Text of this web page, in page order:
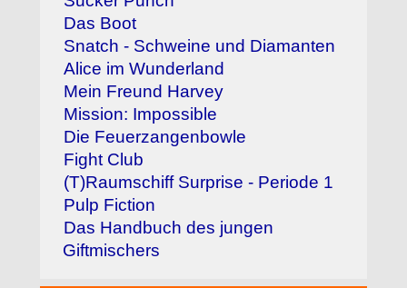
Das Boot
Snatch - Schweine und Diamanten
Alice im Wunderland
Mein Freund Harvey
Mission: Impossible
Die Feuerzangenbowle
Fight Club
(T)Raumschiff Surprise - Periode 1
Pulp Fiction
Das Handbuch des jungen
Giftmischers